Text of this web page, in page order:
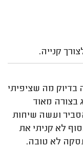
קנייה.
בדיוק מה שציפיתי
בצורה מאוד
ועשה שיחות
לא קניתי את
לא טובה.